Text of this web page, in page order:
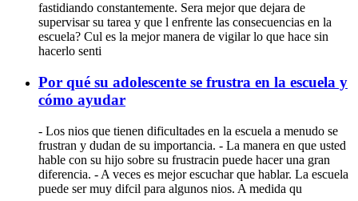
fastidiando constantemente. Sera mejor que dejara de
supervisar su tarea y que l enfrente las consecuencias en la
escuela? Cul es la mejor manera de vigilar lo que hace sin
hacerlo senti
Por qué su adolescente se frustra en la escuela y
cómo ayudar
- Los nios que tienen dificultades en la escuela a menudo se
frustran y dudan de su importancia. - La manera en que usted
hable con su hijo sobre su frustracin puede hacer una gran
diferencia. - A veces es mejor escuchar que hablar. La escuela
puede ser muy difcil para algunos nios. A medida qu